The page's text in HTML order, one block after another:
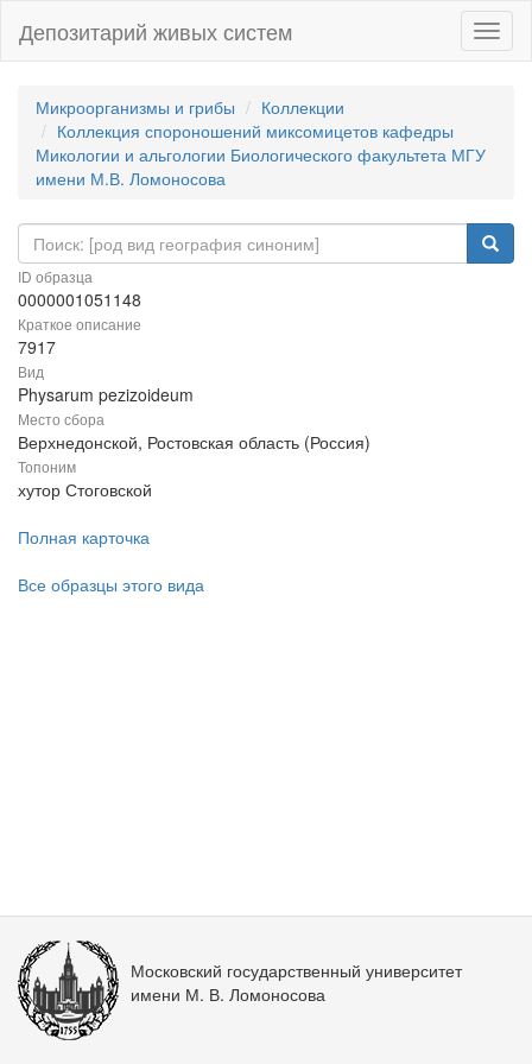
Депозитарий живых систем
Микроорганизмы и грибы
Коллекции
Коллекция спороношений миксомицетов кафедры
Микологии и альгологии Биологического факультета МГУ
имени М.В. Ломоносова
ID образца
0000001051148
Краткое описание
7917
Вид
Physarum pezizoideum
Место сбора
Верхнедонской, Ростовская область (Россия)
Топоним
хутор Стоговской
Полная карточка
Все образцы этого вида
Московский государственный университет
имени М. В. Ломоносова